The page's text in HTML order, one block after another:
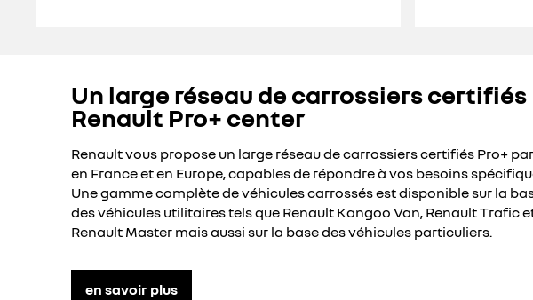
Un large réseau de carrossiers certifiés
Renault Pro+ center
Renault vous propose un large réseau de carrossiers certifiés Pro+
en France et en Europe, capables de répondre à vos besoins
Une gamme complète de véhicules carrossés est disponible sur la
des véhicules utilitaires tels que Renault Kangoo Van, Renault Trafic
Renault Master mais aussi sur la base des véhicules particuliers.
en savoir plus